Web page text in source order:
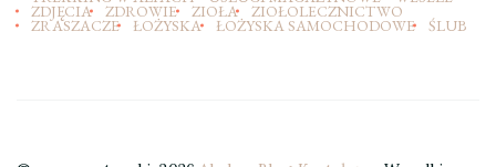
ZDJĘCIA ZDROWIE ZIOŁA ZIOŁOLECZNICTWO
ZRASZACZE ŁOŻYSKA ŁOŻYSKA SAMOCHODOWE ŚLUB